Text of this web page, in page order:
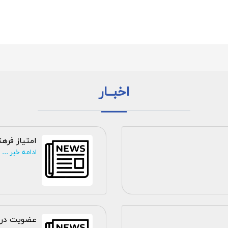
اخبــار
امتیاز
ادامه خبر ...
عضویت